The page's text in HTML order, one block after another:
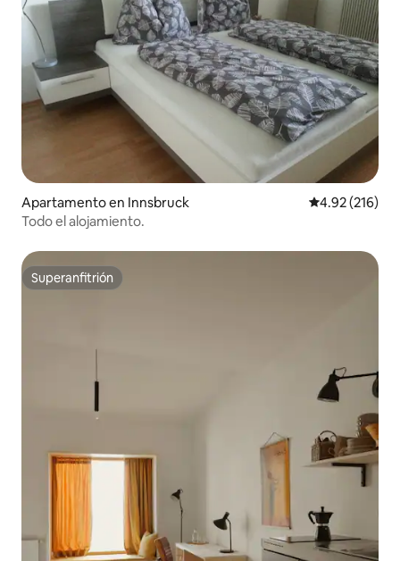
Apartamento en Innsbruck Calificación
4.92 (216)
Todo el alojamiento.
Superanfitrión
Superanfitrión